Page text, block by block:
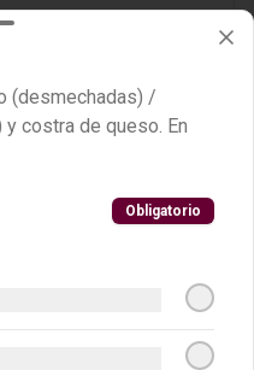
con leche y azúcar.
(desmechadas) /
costra de queso. En
Obligatorio